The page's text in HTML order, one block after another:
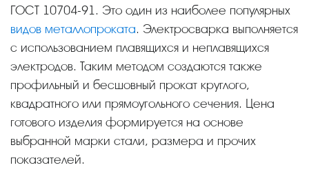
ГОСТ 10704-91. Это один из наиболее популярных
видов металлопроката. Электросварка выполняется
с использованием плавящихся и неплавящихся
электродов. Таким методом создаются также
профильный и бесшовный прокат круглого,
квадратного или прямоугольного сечения. Цена
готового изделия формируется на основе
выбранной марки стали, размера и прочих
показателей.